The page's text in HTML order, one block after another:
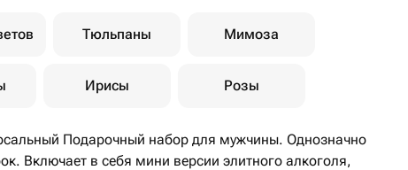
Тюльпаны Мимоза
Ирисы Розы
Подарочный набор для мужчины. Однозначно
Включает в себя мини версии элитного алкоголя,